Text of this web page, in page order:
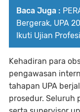
Baca Juga :
Bergerak, UPA
Ikuti Ujian
Kehadiran para
pengawasan
tahapan UPA
prosedur. Seluruh